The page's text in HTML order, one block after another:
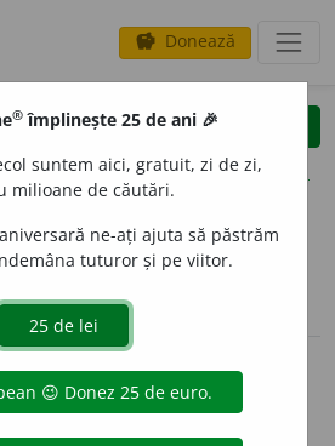
savings Donează
clear
opțiuni
definiții (21)
declinări
definiții sunt compilate de
dexonline. Definițiile
se află pe filadefiniții.
® împlinește 25 de ani 🎉
suntem aici, gratuit, zi de zi,
milioane de căutări.
ne-ați ajuta să păstrăm
tuturor și pe viitor.